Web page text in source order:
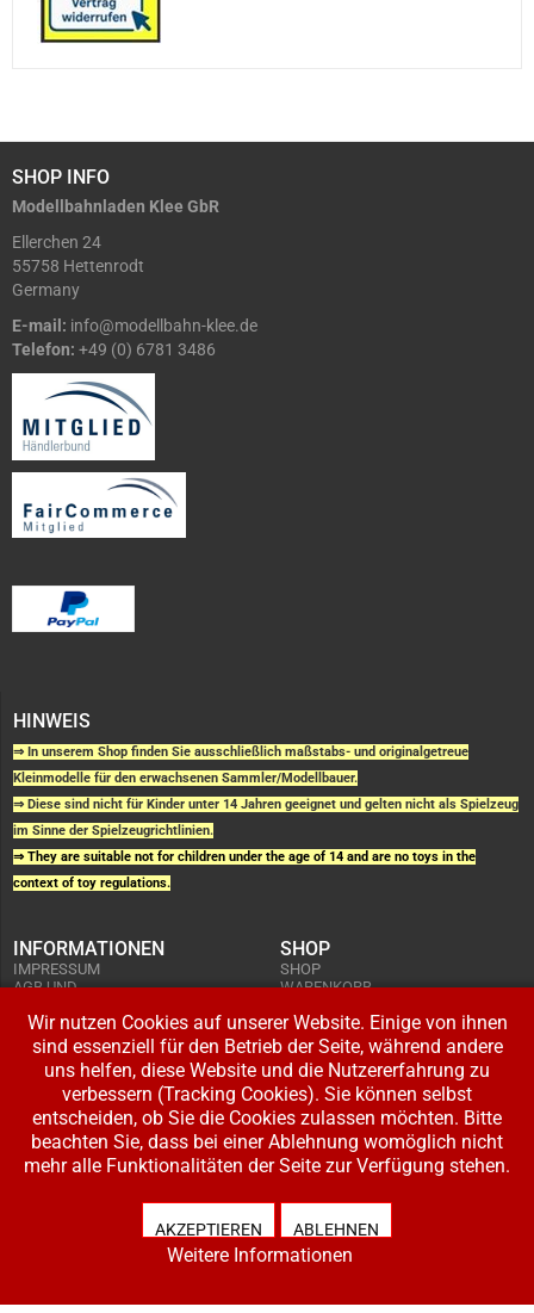
SHOP INFO
Modellbahnladen Klee GbR
Ellerchen 24
55758 Hettenrodt
Germany
E-mail: info@modellbahn-klee.de
Telefon: +49 (0) 6781 3486
HINWEIS
⇒ In unserem Shop finden Sie ausschließlich maßstabs- und originalgetreue
Kleinmodelle für den erwachsenen Sammler/Modellbauer.
⇒ Diese sind nicht für Kinder unter 14 Jahren geeignet und gelten nicht als Spielzeug
im Sinne der Spielzeugrichtlinien.
⇒ They are suitable not for children under the age of 14 and are no toys in the
context of toy regulations.
INFORMATIONEN
IMPRESSUM
AGB UND
KUNDENINFORMATIONEN
WIDERRUFSRECHT
DATENSCHUTZERKLÄRUNG
ZAHLUNG UND VERSAND
SHOP
SHOP
WARENKORB
ADRESSE BEARBEITEN
IHR KONTO
LOGIN
REGISTRIEREN
Copyright © 2026 Modellbahnladen Klee GbR. Alle Rechte vorbehalten. Design:
Wir nutzen Cookies auf unserer Website. Einige von ihnen
sind essenziell für den Betrieb der Seite, während andere
uns helfen, diese Website und die Nutzererfahrung zu
verbessern (Tracking Cookies). Sie können selbst
entscheiden, ob Sie die Cookies zulassen möchten. Bitte
beachten Sie, dass bei einer Ablehnung womöglich nicht
mehr alle Funktionalitäten der Seite zur Verfügung stehen.
AKZEPTIEREN ABLEHNEN
Weitere Informationen